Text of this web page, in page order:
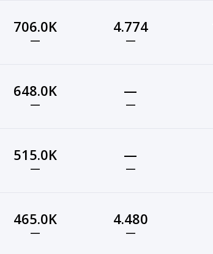
706.0K
—
4.774
—
648.0K
—
—
—
515.0K
—
—
—
465.0K
—
4.480
—